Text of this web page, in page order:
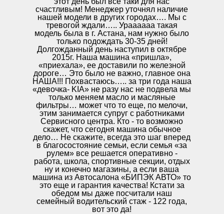
счастливым! Менеджер уточнял наличие
нашей модели в других городах…. Мы с
тревогой ждали….. Ураааааа такая
модель была в г. Астана, нам нужно было
только подождать 30-35 дней!
Долгожданный день наступил в октябре
2015г. Наша машина «пришла»,
«приехала», ее доставили по железной
дороге… Это было не важно, главное она
НАША!!! Похвастаюсь….. за три года наша
«девочка- KIA» не разу нас не подвела мы
только меняем масло и масляные
фильтры… может что то еще, по мелочи,
этим занимается супруг с работниками
Сервисного центра. Кто - то возможно
скажет, что сегодня машина обычное
дело… Не скажите, всегда это шаг вперед
в благосостояние семьи, если семья «за
рулем» все решается оперативно -
работа, школа, спортивные секции, отдых
ну и конечно магазины, а если ваша
машина из Автосалона «БИПЭК АВТО» то
это еще и гарантия качества! Кстати за
обедом мы даже посчитали наш
семейный водительский стаж - 122 года,
вот это да!